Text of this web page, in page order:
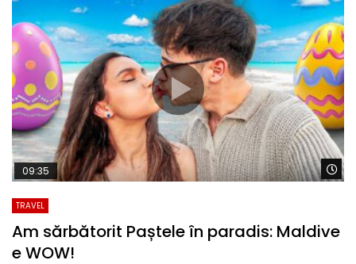
09:35
TRAVEL
Am sărbătorit Paștele în paradis: Maldive
e WOW!